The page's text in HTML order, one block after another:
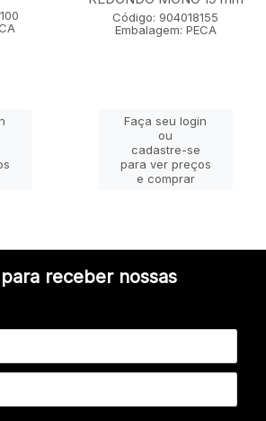
Código: 904018155
Embalagem: PECA
Faça seu login
ou
cadastre-se
para ver preços
e comprar
receber nossas